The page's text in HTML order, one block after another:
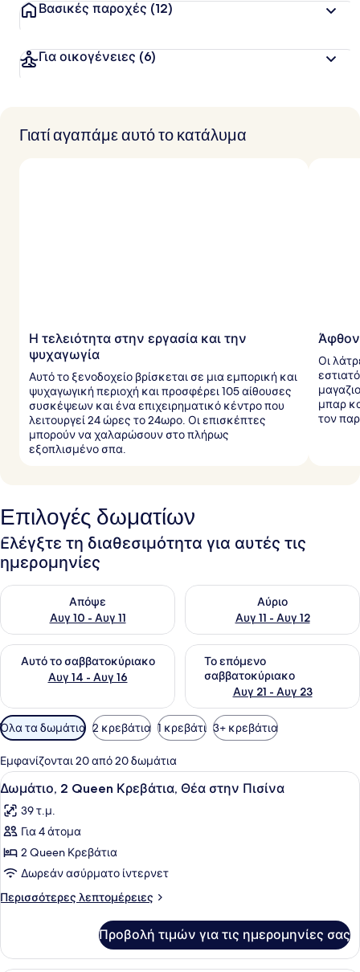
Βασικές παροχές (12)
Για οικογένειες (6)
Γιατί αγαπάμε αυτό το κατάλυμα
Η τελειότητα στην εργασία και την
ψυχαγωγία
Αυτό το ξενοδοχείο βρίσκεται σε μια εμπορική και
ψυχαγωγική περιοχή και προσφέρει 105 αίθουσες
συσκέψεων και ένα επιχειρηματικό κέντρο που
λειτουργεί 24 ώρες το 24ωρο. Οι επισκέπτες
μπορούν να χαλαρώσουν στο πλήρως
εξοπλισμένο σπα.
Οι
μπαρ
τον
Επιλογές δωματίων
Ελέγξτε τη διαθεσιμότητα για αυτές τις
ημερομηνίες
Απόψε
Αυγ 10 - Αυγ 11
Έλεγχος διαθεσιμότητας για απόψε Αυγ 10 - Αυγ 11
Αύριο
Αυγ 11 - Αυγ 12
Έλεγχος διαθεσιμότητας
Αυτό το σαββατοκύριακο
Αυγ 14 - Αυγ 16
Έλεγχος διαθεσιμότητας για αυτό το σαββατοκύριακο Αυγ
Το επόμενο
σαββατοκύριακο
Αυγ 21 - Αυγ 23
Έλεγχος διαθεσιμότητας
Διαθέσιμα
φίλτρα
για
τα
δωμάτια
Όλα τα δωμάτια 2 κρεβάτια 1 κρεβάτι 3+ κρεβάτια
Εμφανίζονται 20 από 20 δωμάτια
Προβολή
όλων
των
φωτογραφιών
για
Δωμάτιο,
2
Queen
Θέα
στην
Κλινοσκεπάσματα υψηλής
6
Δωμάτιο, 2 Queen Κρεβάτια, Θέα στην Πισίνα
39 τ.μ.
Για 4 άτομα
2 Queen Κρεβάτια
Δωρεάν ασύρματο ίντερνετ
Περισσότερες λεπτομέρειες
Περισσότερες
2
Queen
Προβολή τιμών για τις ημερομηνίες σας